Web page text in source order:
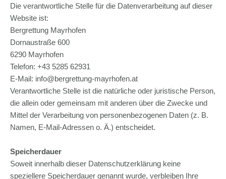
Die verantwortliche Stelle für die Datenverarbeitung auf dieser
Website ist:
Bergrettung Mayrhofen
Dornaustraße 600
6290 Mayrhofen
Telefon: +43 5285 62931
E-Mail: info@bergrettung-mayrhofen.at
Verantwortliche Stelle ist die natürliche oder juristische Person,
die allein oder gemeinsam mit anderen über die Zwecke und
Mittel der Verarbeitung von personenbezogenen Daten (z. B.
Namen, E-Mail-Adressen o. Ä.) entscheidet.
Speicherdauer
Soweit innerhalb dieser Datenschutzerklärung keine
speziellere Speicherdauer genannt wurde, verbleiben Ihre